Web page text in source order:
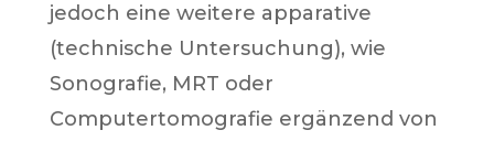
jedoch eine weitere apparative
(technische Untersuchung), wie
Sonografie, MRT oder
Computertomografie ergänzend von